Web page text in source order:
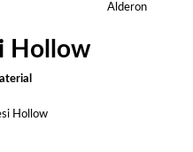
Alderon
Hollow
Hollow